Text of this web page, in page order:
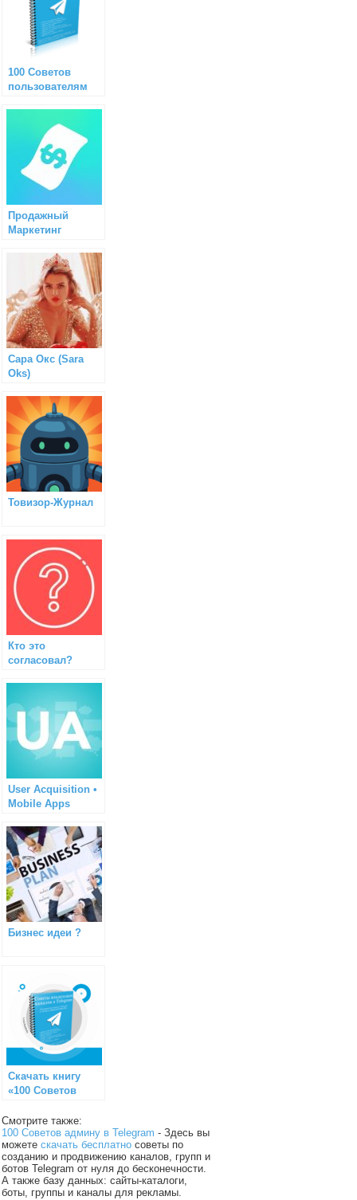
100 Советов
пользователям
Продажный
Маркетинг
Сара Окс (Sara
Oks)
Товизор-Журнал
Кто это
согласовал?
User Acquisition •
Mobile Apps
Бизнес идеи ?
Скачать книгу
«100 Советов
Telegram»
Смотрите также:
100 Советов админу в Telegram - Здесь вы
можетескачать бесплатно советы по
созданию и продвижению каналов, групп и
ботов Telegram от нуля до бесконечности.
А также базу данных: сайты-каталоги,
боты, группы и каналы для рекламы.